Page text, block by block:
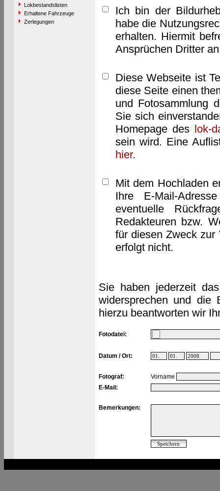
Lokbestandslisten
Erhaltene Fahrzeuge
Zerlegungen
Ich bin der
habe die
erhalten. Hiermit
Ansprüchen Dritter
Diese Webseite ist
diese Seite einen
und Fotosammlung
Sie sich
Homepage des lok-
sein wird. Eine
hier.
Mit dem Hochladen
Ihre E-Mail-
eventuelle
Redakteuren bzw.
für diesen Zweck zur
erfolgt nicht.
Sie haben jederzeit
widersprechen und die
hierzu beantworten wir
Fotodatei:
Datum / Ort:
Fotograf:
Vorname
E-Mail:
Bemerkungen: